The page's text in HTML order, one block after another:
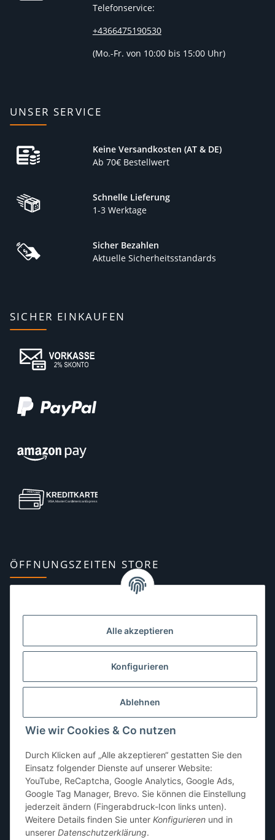
Alle akzeptieren
Konfigurieren
Ablehnen
Wie wir Cookies & Co nutzen
Durch Klicken auf „Alle akzeptieren“ gestatten Sie den
Einsatz folgender Dienste auf unserer Website:
YouTube, ReCaptcha, Google Analytics, Google Ads,
Google Tag Manager, Brevo. Sie können die Einstellung
jederzeit ändern (Fingerabdruck-Icon links unten).
Weitere Details finden Sie unter Konfigurieren und in
unserer Datenschutzerklärung.
Telefonservice:
+4366475190530
(Mo.-Fr. von 10:00 bis 15:00 Uhr)
UNSER SERVICE
Keine Versandkosten (AT & DE)
Ab 70€ Bestellwert
Schnelle Lieferung
1-3 Werktage
Sicher Bezahlen
Aktuelle Sicherheitsstandards
SICHER EINKAUFEN
ÖFFNUNGSZEITEN STORE
10:00–13:00, 14:00–18:00 Uhr
Dienstag:10:00–13:00, 14:00–16:00 Uhr
10:00–13:00 Uhr
Freitag:10:00–13:00, 14:00–18:00 Uhr
Sonntag: geschlossen